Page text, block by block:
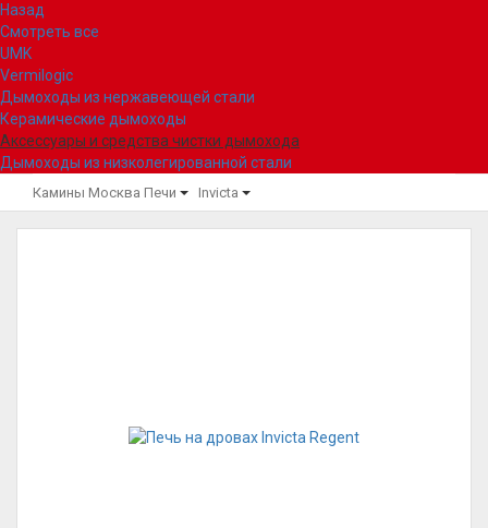
Назад
Смотреть все
UMK
Vermilogic
Дымоходы из нержавеющей стали
Керамические дымоходы
Аксессуары и средства чистки дымохода
Дымоходы из низколегированной стали
Камины Москва Печи Invicta